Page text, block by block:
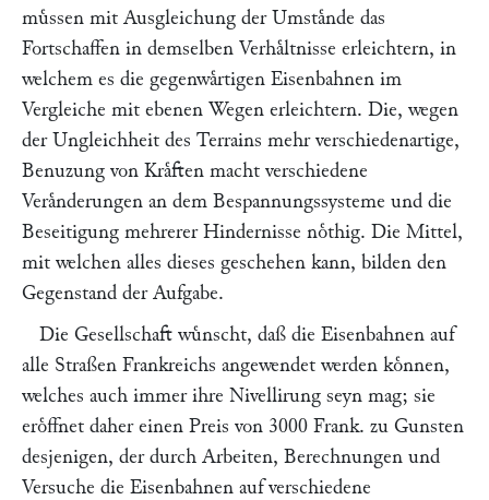
muͤssen mit Ausgleichung der Umstaͤnde das
Fortschaffen in demselben Verhaͤltnisse erleichtern, in
welchem es die gegenwaͤrtigen Eisenbahnen im
Vergleiche mit ebenen Wegen erleichtern. Die, wegen
der Ungleichheit des Terrains mehr verschiedenartige,
Benuzung von Kraͤften macht verschiedene
Veraͤnderungen an dem Bespannungssysteme und die
Beseitigung mehrerer Hindernisse noͤthig. Die Mittel,
mit welchen alles dieses geschehen kann, bilden den
Gegenstand der Aufgabe.
Die Gesellschaft wuͤnscht, daß die Eisenbahnen auf
alle Straßen Frankreichs angewendet werden koͤnnen,
welches auch immer ihre Nivellirung seyn mag; sie
eroͤffnet daher einen Preis von 3000 Frank. zu Gunsten
desjenigen, der durch Arbeiten, Berechnungen und
Versuche die Eisenbahnen auf verschiedene